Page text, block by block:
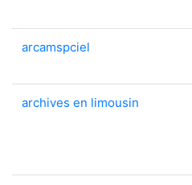
arcamspciel
archives en limousin